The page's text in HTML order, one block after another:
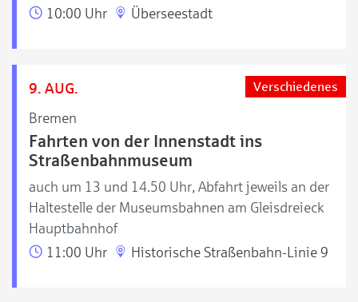
10:00 Uhr Überseestadt
9. AUG.
Bremen
Verschiedenes
Fahrten von der Innenstadt ins
Straßenbahnmuseum
auch um 13 und 14.50 Uhr, Abfahrt jeweils an der
Haltestelle der Museumsbahnen am Gleisdreieck
Hauptbahnhof
11:00 Uhr
Historische Straßenbahn-Linie 9